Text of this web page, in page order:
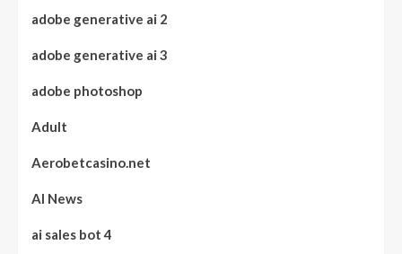
adobe generative ai 2
adobe generative ai 3
adobe photoshop
Adult
Aerobetcasino.net
AI News
ai sales bot 4